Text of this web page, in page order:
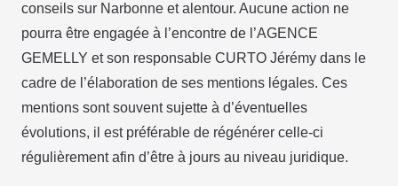
conseils sur Narbonne et alentour. Aucune action ne
pourra être engagée à l’encontre de l’AGENCE
GEMELLY et son responsable CURTO Jérémy dans le
cadre de l’élaboration de ses mentions légales. Ces
mentions sont souvent sujette à d’éventuelles
évolutions, il est préférable de régénérer celle-ci
régulièrement afin d’être à jours au niveau juridique.